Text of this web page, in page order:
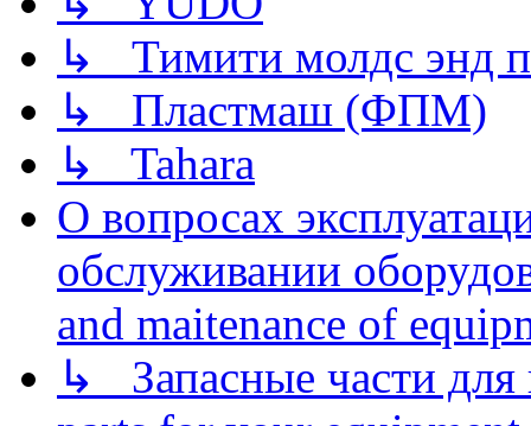
↳ Тимити молдс энд
↳ Пластмаш (ФПМ)
↳ Tahara
О вопросах
обслуживании
and maitenance of
↳ Запасные части для